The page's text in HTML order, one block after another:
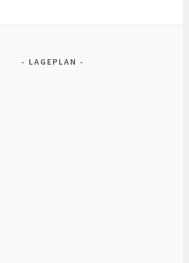
LAGEPLAN